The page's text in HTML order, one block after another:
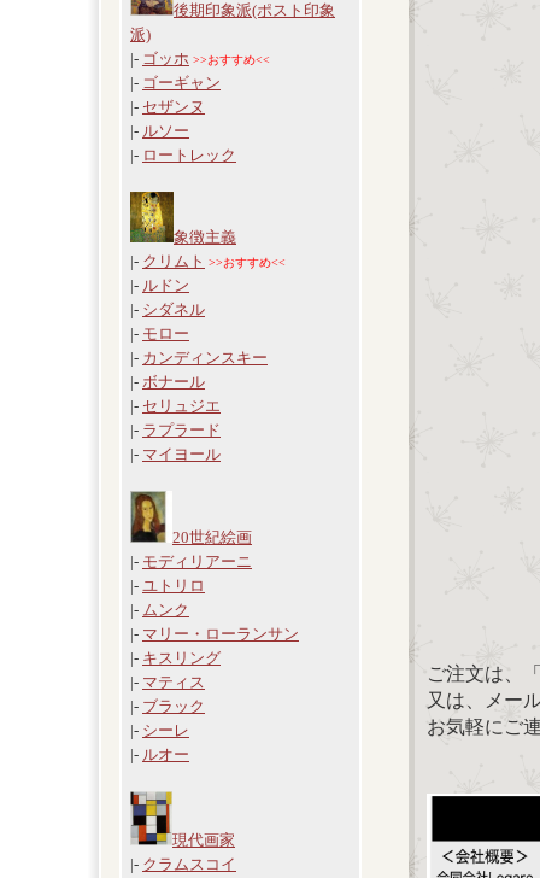
後期印象派(ポスト印象
派)
|- ゴッホ >>おすすめ<<
|- ゴーギャン
|- セザンヌ
|- ルソー
|- ロートレック
象徴主義
|- クリムト >>おすすめ<<
|- ルドン
|- シダネル
|- モロー
|- カンディンスキー
|- ボナール
|- セリュジエ
|- ラプラード
|- マイヨール
20世紀絵画
|- モディリアーニ
|- ユトリロ
|- ムンク
|- マリー・ローランサン
|- キスリング
|- マティス
|- ブラック
|- シーレ
|- ルオー
現代画家
|- クラムスコイ
ご注文は、
又は、メー
お気軽にご